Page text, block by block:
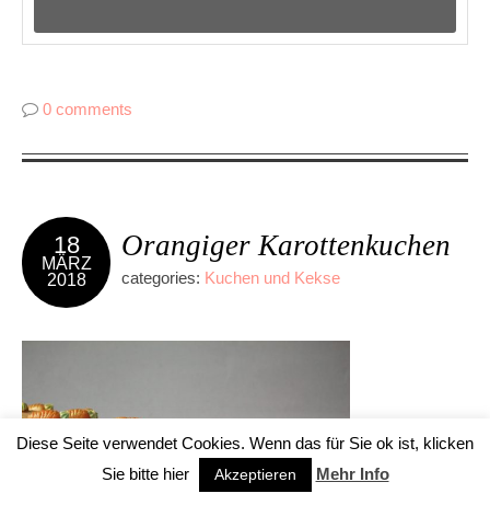
0 comments
18
MÄRZ
2018
Orangiger Karottenkuchen
categories: Kuchen und Kekse
Diese Seite verwendet Cookies. Wenn das für Sie ok ist, klicken
Sie bitte hier
Akzeptieren Mehr Info